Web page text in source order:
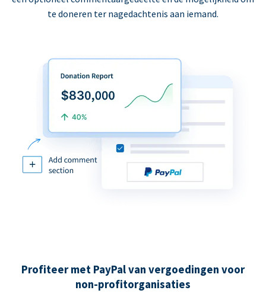
te doneren ter nagedachtenis aan iemand.
Profiteer met PayPal van vergoedingen voor
non-profitorganisaties